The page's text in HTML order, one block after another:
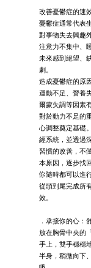
改善憂鬱症的速
憂鬱症通常代表
對事物失去興趣
注意力不集中、
未來感到絕望、
劇。
造成憂鬱症的原
運動不足、營養
爾蒙失調等因素
對於動力不足的
心調整奠定基礎
經系統，並透過
習慣的改善，不
本原因，逐步找
你隨時都可以進
從頭到尾完成所
效。
．承接你的心：
放在胸骨中央的
手上，雙手穩穩
半身，稍微向下